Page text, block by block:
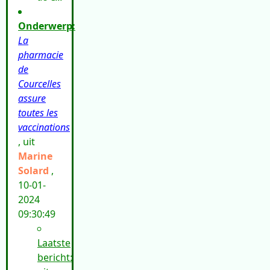
Onderwerp:
La
pharmacie
de
Courcelles
assure
toutes les
vaccinations
, uit
Marine
Solard ,
10-01-
2024
09:30:49
Laatste
bericht: